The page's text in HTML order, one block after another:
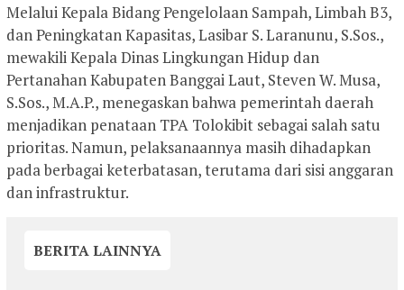
Melalui Kepala Bidang Pengelolaan Sampah, Limbah B3,
dan Peningkatan Kapasitas, Lasibar S. Laranunu, S.Sos.,
mewakili Kepala Dinas Lingkungan Hidup dan
Pertanahan Kabupaten Banggai Laut, Steven W. Musa,
S.Sos., M.A.P., menegaskan bahwa pemerintah daerah
menjadikan penataan TPA Tolokibit sebagai salah satu
prioritas. Namun, pelaksanaannya masih dihadapkan
pada berbagai keterbatasan, terutama dari sisi anggaran
dan infrastruktur.
BERITA LAINNYA